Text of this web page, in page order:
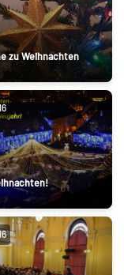
zu Weihnachten